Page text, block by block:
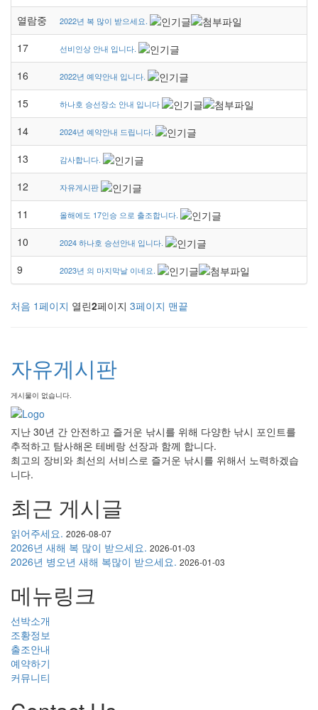
열람중 2022년 복 많이 받으세요.
17 선비인상 안내 입니다.
16 2022년 예약안내 입니다.
15 하나호 승선장소 안내 입니다
14 2024년 예약안내 드립니다.
13 감사합니다.
12 자유게시판
11 올해에도 17인승 으로 출조합니다.
10 2024 하나호 승선안내 입니다.
9 2023년 의 마지막날 이네요.
처음 1페이지 열린2페이지 3페이지 맨끝
자유게시판
게시물이 없습니다.
지난 30년 간 안전하고 즐거운 낚시를 위해 다양한 낚시 포인트를
추적하고 탐사해온 테베랑 선장과 함께 합니다.
최고의 장비와 최선의 서비스로 즐거운 낚시를 위해서 노력하겠습
니다.
최근 게시글
읽어주세요. 2026-08-07
2026년 새해 복 많이 받으세요. 2026-01-03
2026년 병오년 새해 복많이 받으세요. 2026-01-03
메뉴링크
선박소개
조황정보
출조안내
예약하기
커뮤니티